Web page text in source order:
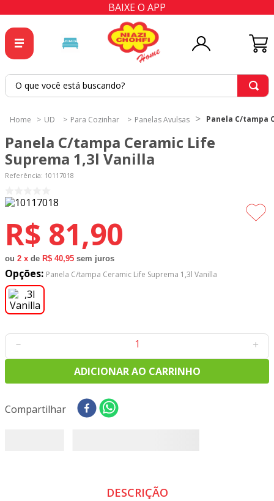
BAIXE O APP
O que você está buscando?
UD Para Cozinhar Panelas Avulsas Panela C/tampa
Panela C/tampa Ceramic Life
Suprema 1,3l Vanilla
Referência: 10117018
R$ 81,90
ou 2 x de R$ 40,95 sem juros
Opções: Panela C/tampa Ceramic Life Suprema 1,3l Vanilla
＋
－
ADICIONAR AO CARRINHO
Compartilhar
DESCRIÇÃO
2º
tapete
º
cortina
6º
percal
7 º
tecido tricoline
8º
tricoline digital
9